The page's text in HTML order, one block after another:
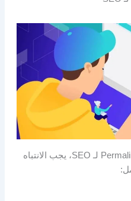
لتحسين روابط الموقع الدائمة Permalink لـ SEO، يجب الانتباه